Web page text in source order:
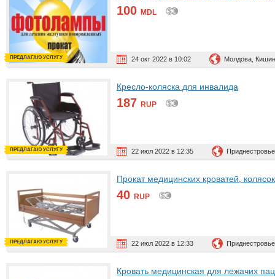
100 MDL
24 окт 2022 в 10:02 Молдова,
ПРЕДЛАГАЮ УСЛУГУ
Кресло-коляска для инвалида
187 RUP
22 июл 2022 в 12:35
ПРЕДЛАГАЮ УСЛУГУ
Прокат медицинских кроватей,
40 RUP
22 июл 2022 в 12:33
ПРЕДЛАГАЮ УСЛУГУ
Кровать медицинская для лежачих